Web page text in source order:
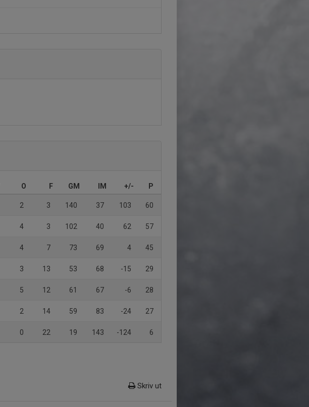
O F GM IM +/- P
2 3 140 37 103 60
4 3 102 40 62 57
4 7 73 69 4 45
3 13 53 68 -15 29
5 12 61 67 -6 28
2 14 59 83 -24 27
0 22 19 143 -124 6
Skriv ut